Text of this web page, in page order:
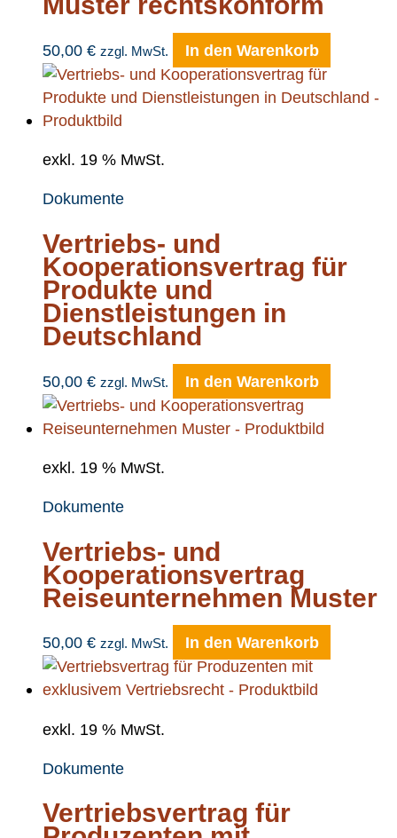
50,00 € zzgl. MwSt. In den Warenkorb
exkl. 19 % MwSt.
Dokumente
Vertriebs- und
Kooperationsvertrag für
Produkte und
Dienstleistungen in
Deutschland
50,00 € zzgl. MwSt. In den Warenkorb
exkl. 19 % MwSt.
Dokumente
Vertriebs- und
Kooperationsvertrag
Reiseunternehmen Muster
50,00 € zzgl. MwSt. In den Warenkorb
exkl. 19 % MwSt.
Dokumente
Vertriebsvertrag für